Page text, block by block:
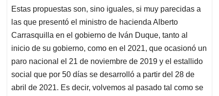
Estas propuestas son, sino iguales, si muy parecidas a
las que presentó el ministro de hacienda Alberto
Carrasquilla en el gobierno de Iván Duque, tanto al
inicio de su gobierno, como en el 2021, que ocasionó un
paro nacional el 21 de noviembre de 2019 y el estallido
social que por 50 días se desarrolló a partir del 28 de
abril de 2021. Es decir, volvemos al pasado tal como se